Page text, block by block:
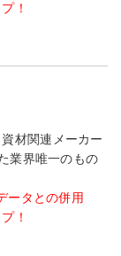
！
材関連メーカー
業界唯一のもの
ータとの併用
！